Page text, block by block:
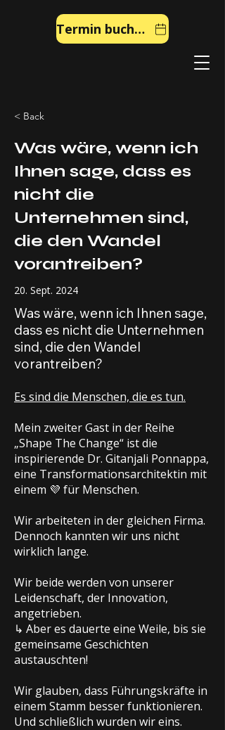
Termin buchen
< Back
Was wäre, wenn ich
Ihnen sage, dass es
nicht die
Unternehmen sind,
die den Wandel
vorantreiben?
20. Sept. 2024
Was wäre, wenn ich Ihnen sage,
dass es nicht die Unternehmen
sind, die den Wandel
vorantreiben?
Es sind die Menschen, die es tun.
Mein zweiter Gast in der Reihe
„Shape The Change“ ist die
inspirierende Dr. Gitanjali Ponnappa,
eine Transformationsarchitektin mit
einem 💜 für Menschen.
Wir arbeiteten in der gleichen Firma.
Dennoch kannten wir uns nicht
wirklich lange.
Wir beide werden von unserer
Leidenschaft, der Innovation,
angetrieben.
↳ Aber es dauerte eine Weile, bis sie
gemeinsame Geschichten
austauschten!
Wir glauben, dass Führungskräfte in
einem Stamm besser funktionieren.
Und schließlich wurden wir eins.